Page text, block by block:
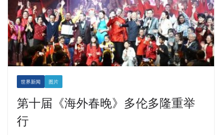
世界新闻 图片
第十届《海外春晚》多伦多隆重举
行